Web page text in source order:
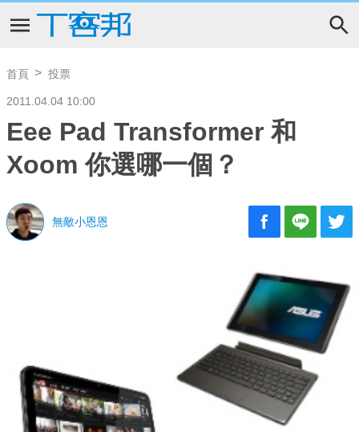
首頁 投票
2011.04.04 10:00
Eee Pad Transformer 和
Xoom 你選哪一個？
無敵小恩恩